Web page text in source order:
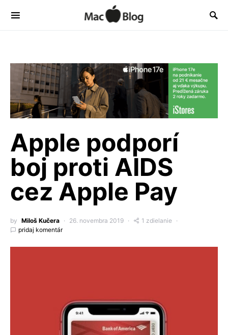
Apple podporí
boj proti AIDS
cez Apple Pay
by Miloš Kučera 26. novembra 2019
1 zdielanie
pridaj komentár